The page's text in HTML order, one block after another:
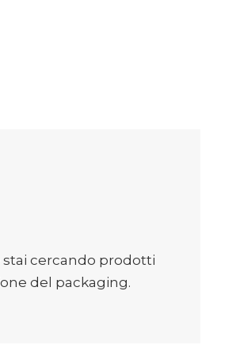
cercando prodotti
del packaging.